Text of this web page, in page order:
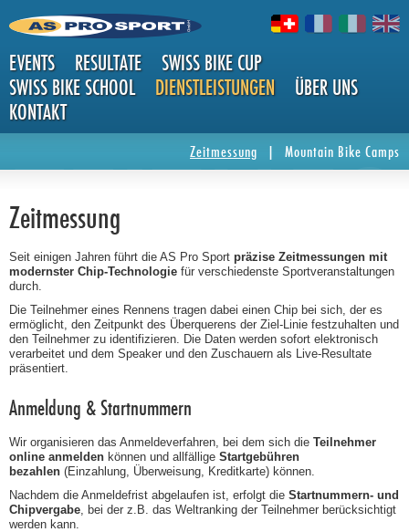
EVENTS RESULTATE
SWISS BIKE CUP
SWISS BIKE SCHOOL
DIENSTLEISTUNGEN
ÜBER UNS
KONTAKT
Zeitmessung | Mountain Bike Camps
ZEITMES
SUNG
Zeitmessung
Seit einigen Jahren führt die AS Pro Sport präzise Zeitmessungen mit
modernster Chip-Technologie für verschiedenste Sportveranstaltungen
durch.
Die Teilnehmer eines Rennens tragen dabei einen Chip bei sich, der es
ermöglicht, den Zeitpunkt des Überquerens der Ziel-Linie festzuhalten und
den Teilnehmer zu identifizieren. Die Daten werden sofort elektronisch
verarbeitet und dem Speaker und den Zuschauern als Live-Resultate
präsentiert.
Anmeldung & Startnummern
Wir organisieren das Anmeldeverfahren, bei dem sich die Teilnehmer
online anmelden können und allfällige Startgebühren
bezahlen (Einzahlung, Überweisung, Kreditkarte) können.
Nachdem die Anmeldefrist abgelaufen ist, erfolgt die Startnummern- und
Chipvergabe, bei der z.B. das Weltranking der Teilnehmer berücksichtigt
werden kann.